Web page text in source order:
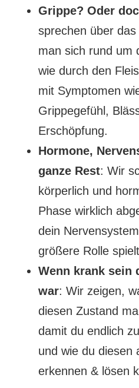
Grippe? Oder
sprechen über
man sich rund um
wie durch den
mit Symptomen
Grippegefühl,
Erschöpfung.
Hormone,
ganze Rest: Wir
körperlich und
Phase wirklich
dein
größere Rolle
Wenn krank sein
war: Wir zeigen,
diesen Zustand
damit du endlich
und wie du diesen
erkennen & lösen